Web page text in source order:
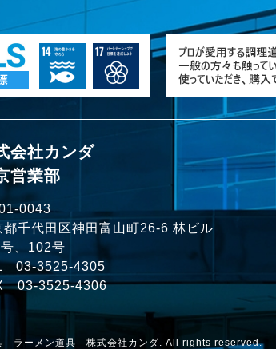
会社カンダ
営業部
0043
都千代田区神田富山町26-6 林ビル
、102号
03-3525-4305
03-3525-4306
ラーメン道具 株式会社カンダ. All rights reserved.